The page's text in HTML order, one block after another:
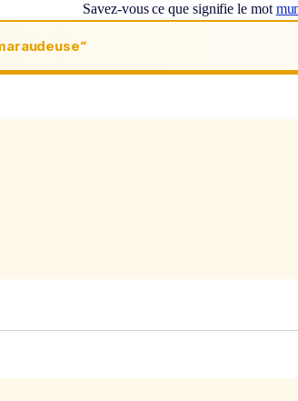
Savez-vous ce que signifie le mot